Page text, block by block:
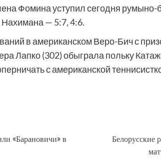
Фомина уступил сегодня румыно-
— 5:7, 4:6.
в американском Веро-Бич с
Лапко (302) обыграла польку
с американской
«Барановичи» в
Белорусские